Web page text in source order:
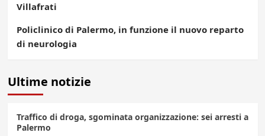
Villafrati
Policlinico di Palermo, in funzione il nuovo reparto
di neurologia
Ultime notizie
Traffico di droga, sgominata organizzazione: sei arresti a
Palermo